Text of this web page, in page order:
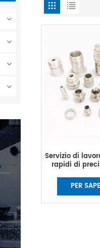
Servizio di
rapidi di
inossidabile
CNC Taglio
PER